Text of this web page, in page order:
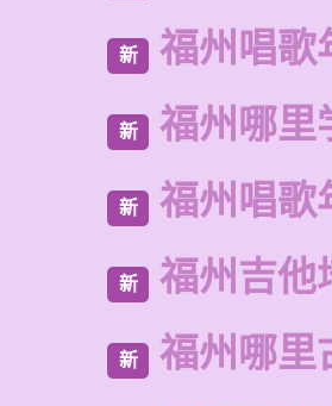
新 福州唱歌
新 福州哪里
新 福州唱歌
新 福州吉他
新 福州哪里